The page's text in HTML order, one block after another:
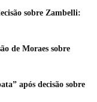
sobre Zambelli:
de Moraes sobre
após decisão sobre